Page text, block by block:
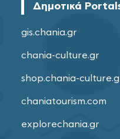
Δημοτικά
gis.chania.gr
chania-culture.gr
shop.chania-
chaniatourism.com
explorechania.gr